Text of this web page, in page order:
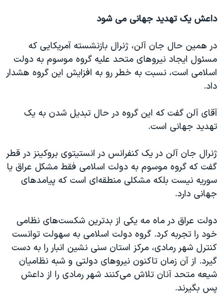
داعش یک تهدید جهانی می شود
در همین حال جان آلن، ژنرال بازنشسته آمریکایی که
مسئول ایجاد نیروهای متحد علیه گروه موسوم به دولت
اسلامی است، نسبت به خطر رو به افزایش این گروه هشدار
داد.
آقای آلن گفت که این گروه در حال تبدیل شدن به یک
تهدید جهانی است.
ژنرال جان آلن در یک کنفرانس در انستیتوی بروکینز در قطر
گفت که گروه موسوم به دولت اسلامی فقط مشکل عراق یا
سوریه نیست بلکه مشکلی منطقه‌ای است که پیامد‌های
جهانی دارد.
دولت عراق در ماه مه یکی از بدترین شکست‌های نظامی
خود را تجربه کرد. گروه دولت اسلامی به سهولت توانست
کنترل شهر رمادی، مرکز استان سنی نشین انبار را به دست
گیرد. از آن زمان تاکنون نیروهای دولتی و شبه نظامیان
شیعه متحد آنان تلاش می‌کنند شهر رمادی را از داعش
پس بگیرند.